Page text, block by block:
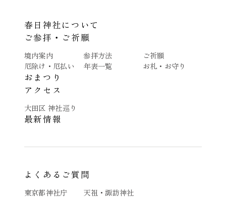
春日神社について
ご参拝・ご祈願
境内案内 参拝方法
ご祈願
厄除け・厄払い
年表一覧 お札・お守り
おまつり
アクセス
大田区 神社巡り
最新情報
よくあるご質問
東京都神社庁 天祖・諏訪神社